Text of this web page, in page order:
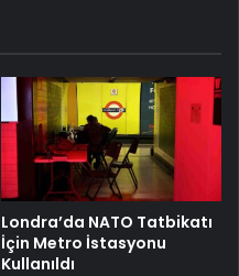
Londra’da NATO Tatbikatı
İçin Metro İstasyonu
Kullanıldı